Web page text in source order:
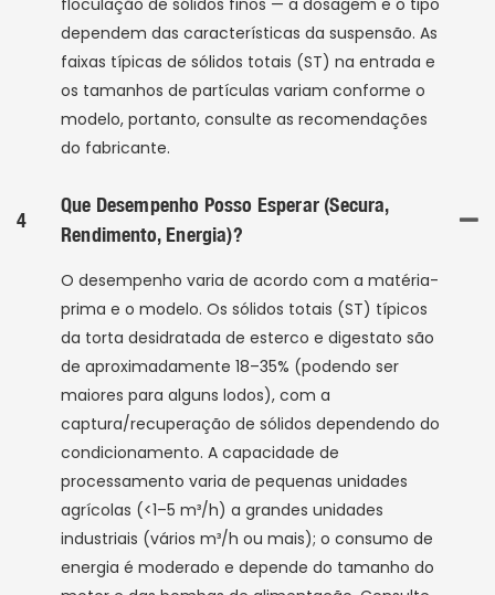
floculação de sólidos finos — a dosagem e o tipo
dependem das características da suspensão. As
faixas típicas de sólidos totais (ST) na entrada e
os tamanhos de partículas variam conforme o
modelo, portanto, consulte as recomendações
do fabricante.
4
Que Desempenho Posso Esperar (secura,
Rendimento, Energia)?
O desempenho varia de acordo com a matéria-
prima e o modelo. Os sólidos totais (ST) típicos
da torta desidratada de esterco e digestato são
de aproximadamente 18–35% (podendo ser
maiores para alguns lodos), com a
captura/recuperação de sólidos dependendo do
condicionamento. A capacidade de
processamento varia de pequenas unidades
agrícolas (<1–5 m³/h) a grandes unidades
industriais (vários m³/h ou mais); o consumo de
energia é moderado e depende do tamanho do